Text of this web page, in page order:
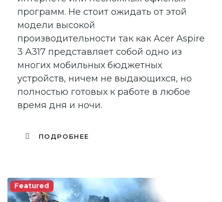
программ. Не стоит ожидать от этой
модели высокой
производительности так как Acer Aspire
3 A317 представляет собой одно из
многих мобильных бюджетных
устройств, ничем не выдающихся, но
полностью готовых к работе в любое
время дня и ночи.
ПОДРОБНЕЕ
Featured